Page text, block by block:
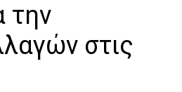
την
στις